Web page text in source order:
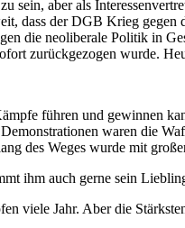
aber als
dass der DGB Krieg
die neoliberale Politik in
zurückgezogen wurde.
führen und gewinnen
waren die
des Weges wurde mit
ihm auch gerne sein
viele Jahr. Aber die